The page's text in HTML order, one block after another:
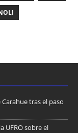
tras el paso
UFRO sobre el